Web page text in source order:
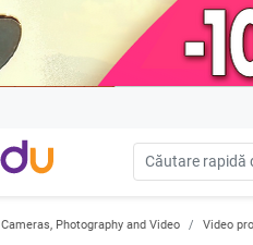
Cameras, Photography and Video Video